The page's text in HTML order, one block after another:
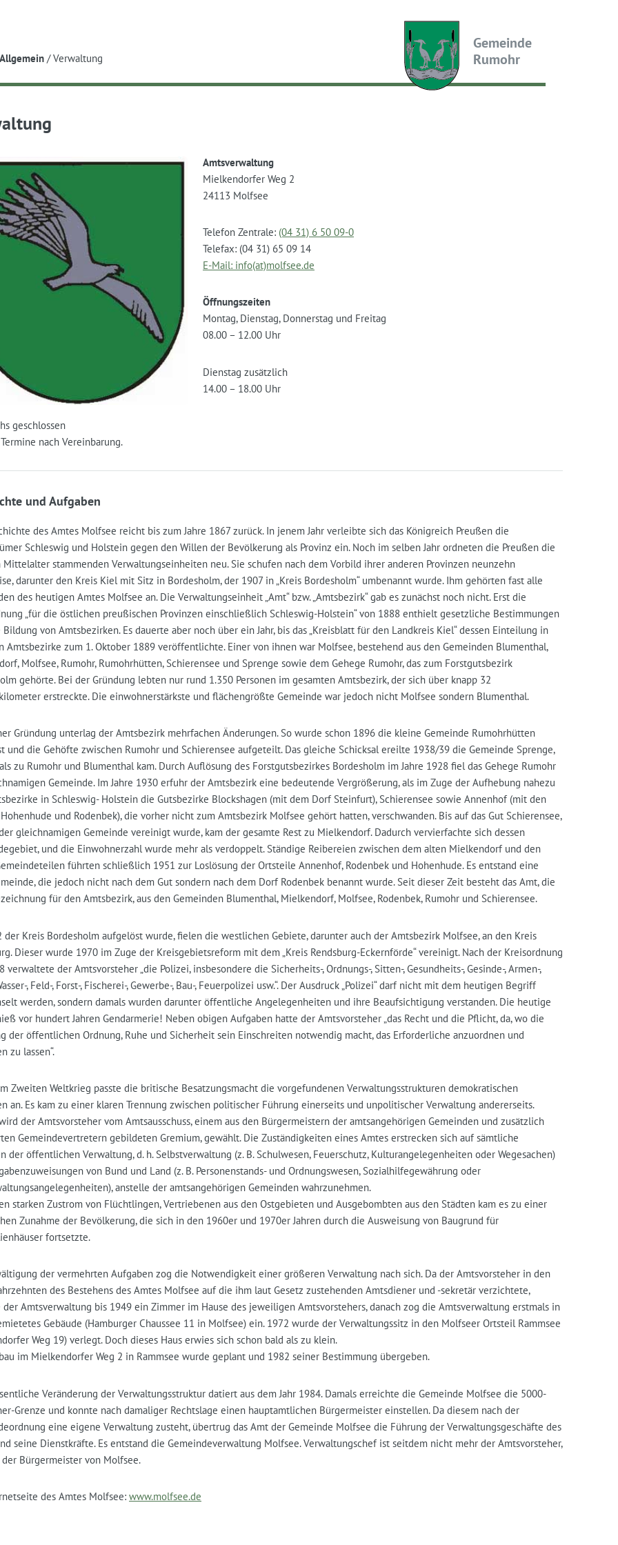
Allgemein /Verwaltung
Gemeinde
Rumohr
Amtsverwaltung
Mielkendorfer Weg 2
24113 Molfsee
Telefon Zentrale: (04 31) 6 50 09-0
Telefax: (04 31) 65 09 14
E-Mail: info(at)molfsee.de
Öffnungszeiten
Montag, Dienstag, Donnerstag und Freitag
08.00 – 12.00 Uhr
Dienstag zusätzlich
14.00 – 18.00 Uhr
geschlossen
nach Vereinbarung.
und Aufgaben
des Amtes Molfsee reicht bis zum Jahre 1867 zurück. In jenem Jahr verleibte sich das Königreich Preußen die
Schleswig und Holstein gegen den Willen der Bevölkerung als Provinz ein. Noch im selben Jahr ordneten die Preußen die
Mittelalter stammenden Verwaltungseinheiten neu. Sie schufen nach dem Vorbild ihrer anderen Provinzen neunzehn
darunter den Kreis Kiel mit Sitz in Bordesholm, der 1907 in „Kreis Bordesholm“ umbenannt wurde. Ihm gehörten fast alle
des heutigen Amtes Molfsee an. Die Verwaltungseinheit „Amt“ bzw. „Amtsbezirk“ gab es zunächst noch nicht. Erst die
„für die östlichen preußischen Provinzen einschließlich Schleswig-Holstein“ von 1888 enthielt gesetzliche Bestimmungen
von Amtsbezirken. Es dauerte aber noch über ein Jahr, bis das „Kreisblatt für den Landkreis Kiel“ dessen Einteilung in
Amtsbezirke zum 1. Oktober 1889 veröffentlichte. Einer von ihnen war Molfsee, bestehend aus den Gemeinden Blumenthal,
Molfsee, Rumohr, Rumohrhütten, Schierensee und Sprenge sowie dem Gehege Rumohr, das zum Forstgutsbezirk
gehörte. Bei der Gründung lebten nur rund 1.350 Personen im gesamten Amtsbezirk, der sich über knapp 32
erstreckte. Die einwohnerstärkste und flächengrößte Gemeinde war jedoch nicht Molfsee sondern Blumenthal.
Gründung unterlag der Amtsbezirk mehrfachen Änderungen. So wurde schon 1896 die kleine Gemeinde Rumohrhütten
und die Gehöfte zwischen Rumohr und Schierensee aufgeteilt. Das gleiche Schicksal ereilte 1938/39 die Gemeinde Sprenge,
zu Rumohr und Blumenthal kam. Durch Auflösung des Forstgutsbezirkes Bordesholm im Jahre 1928 fiel das Gehege Rumohr
Gemeinde. Im Jahre 1930 erfuhr der Amtsbezirk eine bedeutende Vergrößerung, als im Zuge der Aufhebung nahezu
in Schleswig- Holstein die Gutsbezirke Blockshagen (mit dem Dorf Steinfurt), Schierensee sowie Annenhof (mit den
und Rodenbek), die vorher nicht zum Amtsbezirk Molfsee gehört hatten, verschwanden. Bis auf das Gut Schierensee,
gleichnamigen Gemeinde vereinigt wurde, kam der gesamte Rest zu Mielkendorf. Dadurch vervierfachte sich dessen
und die Einwohnerzahl wurde mehr als verdoppelt. Ständige Reibereien zwischen dem alten Mielkendorf und den
führten schließlich 1951 zur Loslösung der Ortsteile Annenhof, Rodenbek und Hohenhude. Es entstand eine
die jedoch nicht nach dem Gut sondern nach dem Dorf Rodenbek benannt wurde. Seit dieser Zeit besteht das Amt, die
für den Amtsbezirk, aus den Gemeinden Blumenthal, Mielkendorf, Molfsee, Rodenbek, Rumohr und Schierensee.
der Kreis Bordesholm aufgelöst wurde, fielen die westlichen Gebiete, darunter auch der Amtsbezirk Molfsee, an den Kreis
Dieser wurde 1970 im Zuge der Kreisgebietsreform mit dem „Kreis Rendsburg-Eckernförde“ vereinigt. Nach der Kreisordnung
verwaltete der Amtsvorsteher „die Polizei, insbesondere die Sicherheits-, Ordnungs-, Sitten-, Gesundheits-, Gesinde-, Armen-,
, Feld-, Forst-, Fischerei-, Gewerbe-, Bau-, Feuerpolizei usw.“. Der Ausdruck „Polizei“ darf nicht mit dem heutigen Begriff
werden, sondern damals wurden darunter öffentliche Angelegenheiten und ihre Beaufsichtigung verstanden. Die heutige
vor hundert Jahren Gendarmerie! Neben obigen Aufgaben hatte der Amtsvorsteher „das Recht und die Pflicht, da, wo die
der öffentlichen Ordnung, Ruhe und Sicherheit sein Einschreiten notwendig macht, das Erforderliche anzuordnen und
zu lassen“.
Zweiten Weltkrieg passte die britische Besatzungsmacht die vorgefundenen Verwaltungsstrukturen demokratischen
an. Es kam zu einer klaren Trennung zwischen politischer Führung einerseits und unpolitischer Verwaltung andererseits.
der Amtsvorsteher vom Amtsausschuss, einem aus den Bürgermeistern der amtsangehörigen Gemeinden und zusätzlich
Gemeindevertretern gebildeten Gremium, gewählt. Die Zuständigkeiten eines Amtes erstrecken sich auf sämtliche
der öffentlichen Verwaltung, d. h. Selbstverwaltung (z. B. Schulwesen, Feuerschutz, Kulturangelegenheiten oder Wegesachen)
von Bund und Land (z. B. Personenstands- und Ordnungswesen, Sozialhilfegewährung oder
anstelle der amtsangehörigen Gemeinden wahrzunehmen.
starken Zustrom von Flüchtlingen, Vertriebenen aus den Ostgebieten und Ausgebombten aus den Städten kam es zu einer
Zunahme der Bevölkerung, die sich in den 1960er und 1970er Jahren durch die Ausweisung von Baugrund für
fortsetzte.
der vermehrten Aufgaben zog die Notwendigkeit einer größeren Verwaltung nach sich. Da der Amtsvorsteher in den
des Bestehens des Amtes Molfsee auf die ihm laut Gesetz zustehenden Amtsdiener und -sekretär verzichtete,
Amtsverwaltung bis 1949 ein Zimmer im Hause des jeweiligen Amtsvorstehers, danach zog die Amtsverwaltung erstmals in
Gebäude (Hamburger Chaussee 11 in Molfsee) ein. 1972 wurde der Verwaltungssitz in den Molfseer Ortsteil Rammsee
Weg 19) verlegt. Doch dieses Haus erwies sich schon bald als zu klein.
im Mielkendorfer Weg 2 in Rammsee wurde geplant und 1982 seiner Bestimmung übergeben.
Veränderung der Verwaltungsstruktur datiert aus dem Jahr 1984. Damals erreichte die Gemeinde Molfsee die 5000-
Grenze und konnte nach damaliger Rechtslage einen hauptamtlichen Bürgermeister einstellen. Da diesem nach der
eine eigene Verwaltung zusteht, übertrug das Amt der Gemeinde Molfsee die Führung der Verwaltungsgeschäfte des
seine Dienstkräfte. Es entstand die Gemeindeverwaltung Molfsee. Verwaltungschef ist seitdem nicht mehr der Amtsvorsteher,
der Bürgermeister von Molfsee.
des Amtes Molfsee: www.molfsee.de